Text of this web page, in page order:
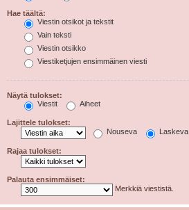
Hae täältä:
Viestin otsikot ja tekstit
Vain teksti
Viestin otsikko
Viestiketjujen ensimmäinen viesti
Näytä tulokset:
Viestit
Aiheet
Lajittele tulokset:
Nouseva
Laskeva
Rajaa tulokset:
Palauta ensimmäiset:
Merkkiä viestistä.